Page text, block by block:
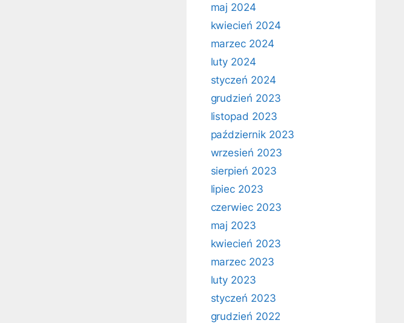
maj 2024
kwiecień 2024
marzec 2024
luty 2024
styczeń 2024
grudzień 2023
listopad 2023
październik 2023
wrzesień 2023
sierpień 2023
lipiec 2023
czerwiec 2023
maj 2023
kwiecień 2023
marzec 2023
luty 2023
styczeń 2023
grudzień 2022